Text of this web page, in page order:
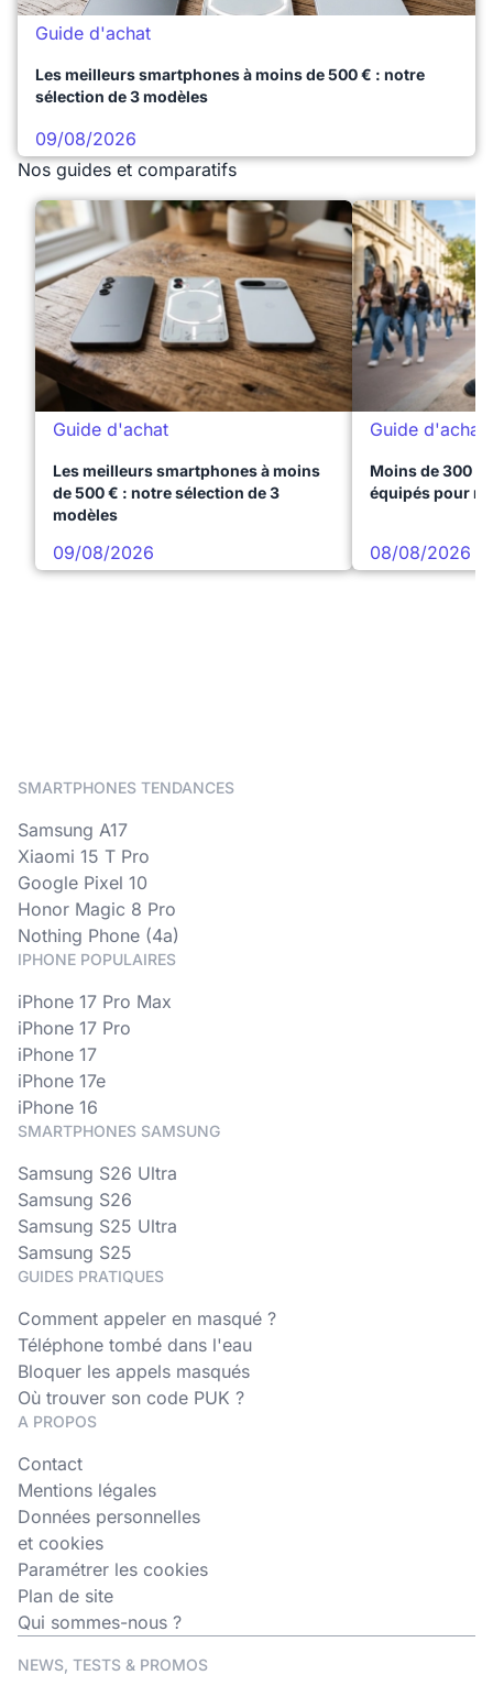
Guide d'achat
Les meilleurs smartphones à moins de 500 € : notre
sélection de 3 modèles
09/08/2026
Nos guides et comparatifs
Guide d'achat
Les meilleurs smartphones à moins
de 500 € : notre sélection de 3
modèles
09/08/2026
Guide d'achat
Moins de 300 €
équipés pour
08/08/2026
SMARTPHONES TENDANCES
Samsung A17
Xiaomi 15 T Pro
Google Pixel 10
Honor Magic 8 Pro
Nothing Phone (4a)
IPHONE POPULAIRES
iPhone 17 Pro Max
iPhone 17 Pro
iPhone 17
iPhone 17e
iPhone 16
SMARTPHONES SAMSUNG
Samsung S26 Ultra
Samsung S26
Samsung S25 Ultra
Samsung S25
GUIDES PRATIQUES
Comment appeler en masqué ?
Téléphone tombé dans l'eau
Bloquer les appels masqués
Où trouver son code PUK ?
A PROPOS
Contact
Mentions légales
Données personnelles
et cookies
Paramétrer les cookies
Plan de site
Qui sommes-nous ?
NEWS, TESTS & PROMOS